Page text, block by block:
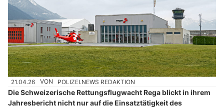
21.04.26 VON POLIZEI.NEWS REDAKTION
Die Schweizerische Rettungsflugwacht Rega blickt in ihrem
Jahresbericht nicht nur auf die Einsatztätigkeit des